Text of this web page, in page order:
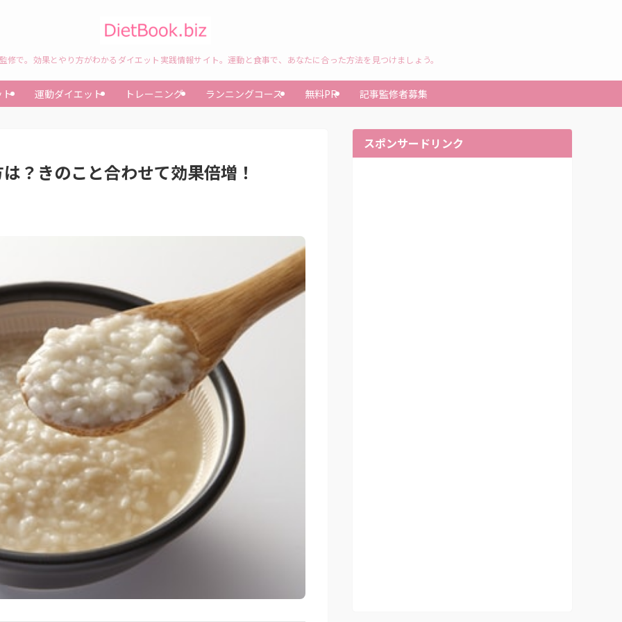
修で。効果とやり方がわかるダイエット実践情報サイト。運動と食事で、あなたに合った方法を見つけましょう。
ト 運動ダイエット トレーニング ランニングコース 無料PR 記事監修者募集
？きのこと合わせて効果倍増！
スポンサードリンク